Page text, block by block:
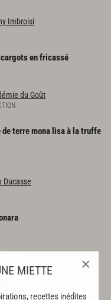
MIETTE
recettes inédites
×
Imbroisi
enfricassé
du Goût
de terre mona lisa à la truffe
Ducasse